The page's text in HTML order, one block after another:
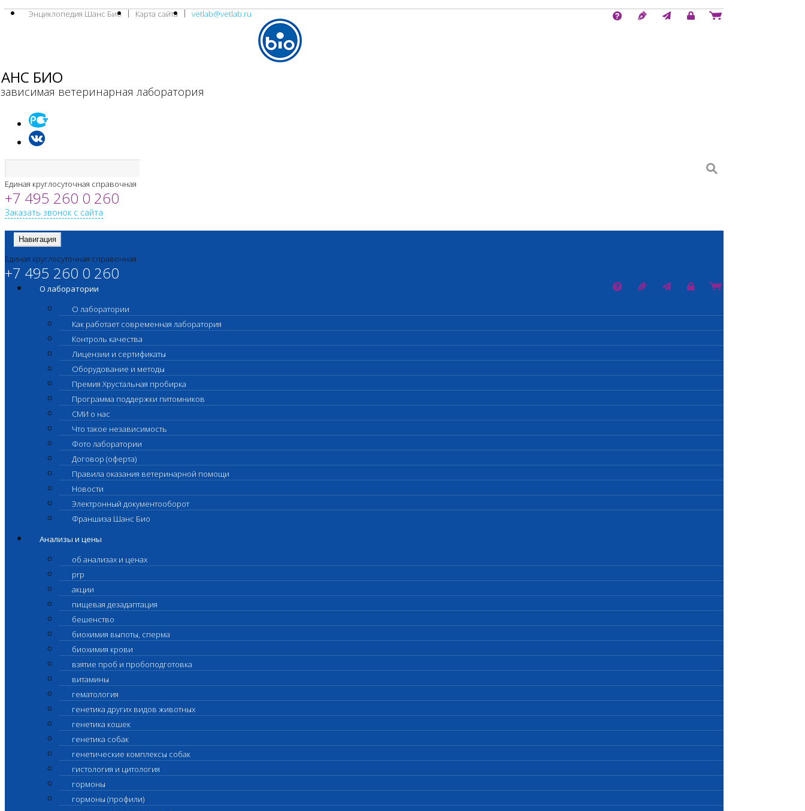
Энциклопедия Шанс Био Карта сайта vetlab@vetlab.ru
БИО
ветеринарная лаборатория
Единая круглосуточная справочная
+7 495 260 0 260
Заказать звонок с сайта
Навигация
Единая круглосуточная справочная
+7 495 260 0 260
О лаборатории
О лаборатории
Как работает современная лаборатория
Контроль качества
Лицензии и сертификаты
Оборудование и методы
Премия Хрустальная пробирка
Программа поддержки питомников
СМИ о нас
Что такое независимость
Фото лаборатории
Договор (оферта)
Правила оказания ветеринарной помощи
Новости
Электронный документооборот
Франшиза Шанс Био
Анализы и цены
об анализах и ценах
prp
акции
пищевая дезадаптация
бешенство
биохимия выпоты, сперма
биохимия крови
взятие проб и пробоподготовка
витамины
гематология
генетика других видов животных
генетика кошек
генетика собак
генетические комплексы собак
гистология и цитология
гормоны
гормоны (профили)